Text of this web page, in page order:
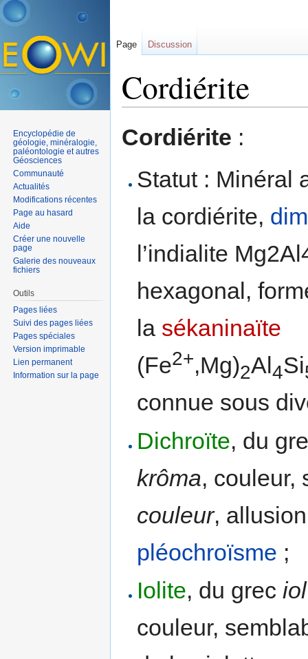
Cordiérite
Cordiérite :
Statut : Minéral
la cordiérite,
l’indialite
hexagonal,
la sékaninaïte
(Fe2+,Mg)2Al 4Si
connue sous
Dichroïte, du
krôma, couleur,
couleur,
pléochroïsme ;
Iolite, du greciol
couleur,
Page Discussion
Encyclopédie de
géologie, minéralogie,
paléontologie et autres
Géosciences
Communauté
Actualités
Modifications récentes
Page au hasard
Aide
Créer une nouvelle
page
Galerie des nouveaux
fichiers
Outils
Pages liées
Suivi des pages liées
Pages spéciales
Version imprimable
Lien permanent
Information sur la page